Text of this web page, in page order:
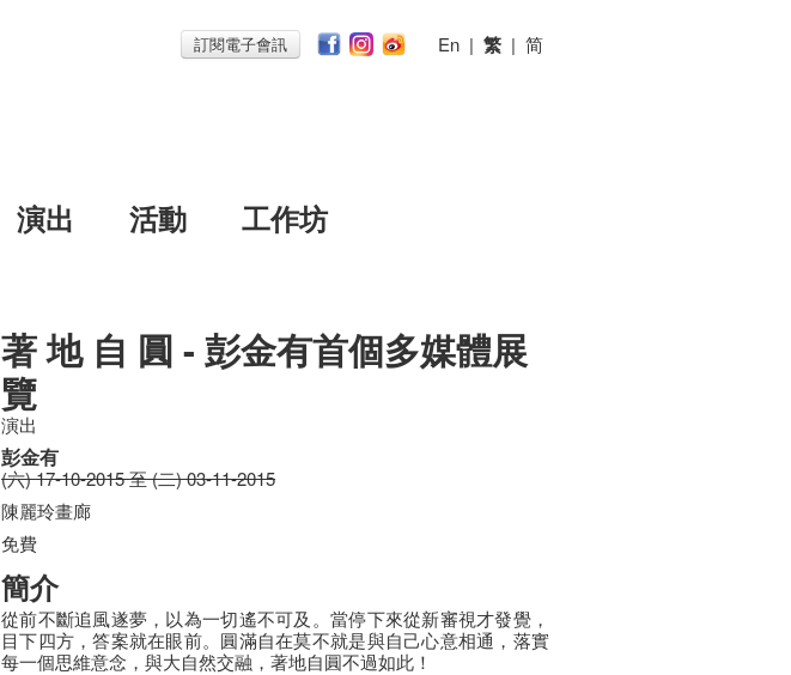
訂閱電子會訊 En | 繁 | 简
演出 活動
工作坊
著 地 自 圓 - 彭金有首個多媒體展
覽
演出
彭金有
(六) 17-10-2015 至 (二) 03-11-2015
陳麗玲畫廊
免費
簡介
從前不斷追風遂夢，以為一切遙不可及。當停下來從新審視才發覺，
目下四方，答案就在眼前。圓滿自在莫不就是與自己心意相通，落實
每一個思維意念，與大自然交融，著地自圓不過如此！